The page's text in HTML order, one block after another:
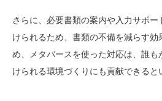
さらに、必要書類の案内や入力サポ
けられるため、書類の不備を減らす
め、メタバースを使った対応は、誰
けられる環境づくりにも貢献できると